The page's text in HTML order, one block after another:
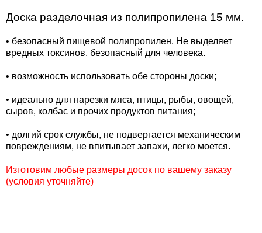
Доска разделочная из полипропилена 15 мм.
• безопасный пищевой полипропилен. Не выделяет
вредных токсинов, безопасный для человека.
• возможность использовать обе стороны доски;
• идеально для нарезки мяса, птицы, рыбы, овощей,
сыров, колбас и прочих продуктов питания;
• долгий срок службы, не подвергается механическим
повреждениям, не впитывает запахи, легко моется.
Изготовим любые размеры досок по вашему заказу
(условия уточняйте)